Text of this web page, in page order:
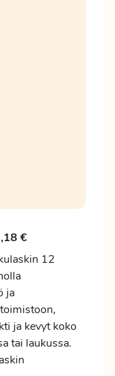
€
12
ja
ja kevyt koko
tai laukussa.